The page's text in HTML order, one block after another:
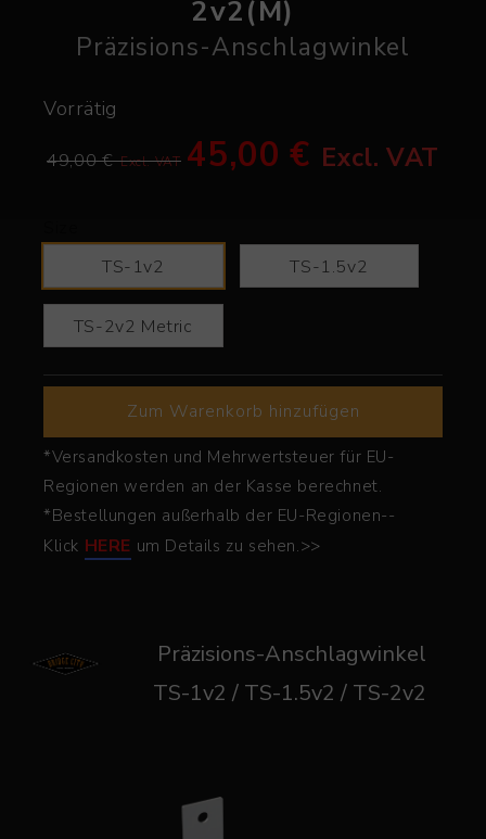
2v2(M)
Präzisions-Anschlagwinkel
Vorrätig
49,00 €Excl. VAT 45,00 € Excl. VAT
TS-1v2
TS-1.5v2
TS-2v2 Metric
Zum Warenkorb hinzufügen
*Versandkosten und Mehrwertsteuer für EU-
Regionen werden an der Kasse berechnet.
*Bestellungen außerhalb der EU-Regionen--
Klick HERE um Details zu sehen.>>
Präzisions-Anschlagwinkel
TS-1v2 / TS-1.5v2 / TS-2v2